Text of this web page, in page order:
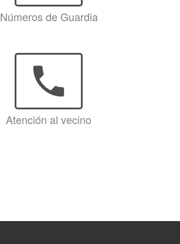
Números de Guardia
phone
Atención al vecino